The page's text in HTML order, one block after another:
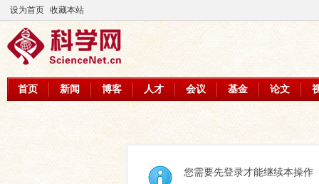
设为首页 收藏本站
首页 新闻 博客 人才 会议 基金 论文
您需要先登录才能继续本操作